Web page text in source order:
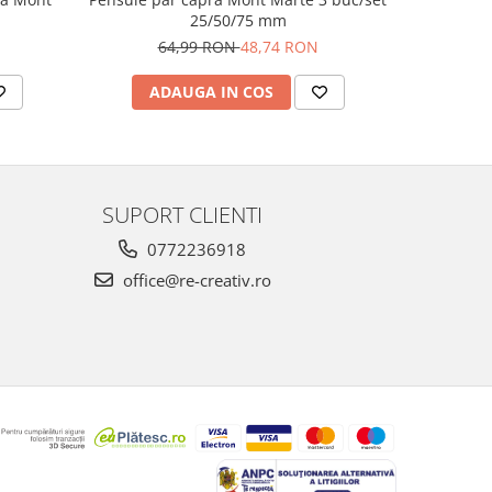
25/50/75 mm
64,99 RON48,74 RON
ADAUGA IN COS
SUPORT CLIENTI
0772236918
office@re-creativ.ro